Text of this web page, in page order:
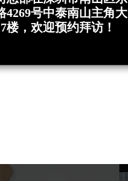
4269号中泰南山主角大
楼，欢迎预约拜访！